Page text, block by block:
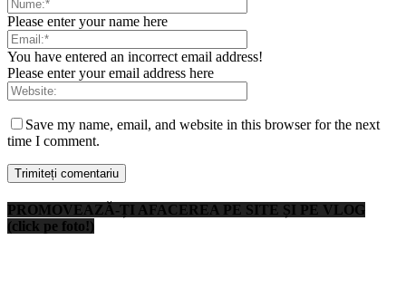
Please enter your name here
You have entered an incorrect email address!
Please enter your email address here
Save my name, email, and website in this browser for the next
time I comment.
PROMOVEAZĂ-ȚI AFACEREA PE SITE ȘI PE VLOG
(click pe foto!)